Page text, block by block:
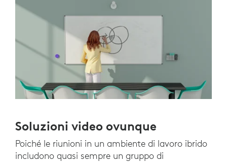
Soluzioni video ovunque
Poiché le riunioni in un ambiente di lavoro ibrido
includono quasi sempre un gruppo di